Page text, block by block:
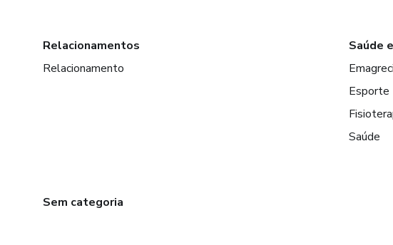
Relacionamentos
Relacionamento
Saúde
Esporte
Saúde
Sem categoria